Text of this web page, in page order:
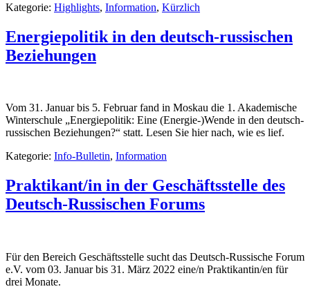
Kategorie: Highlights, Information, Kürzlich
Energiepolitik in den deutsch-russischen
Beziehungen
Vom 31. Januar bis 5. Februar fand in Moskau die 1. Akademische
Winterschule „Energiepolitik: Eine (Energie-)Wende in den deutsch-
russischen Beziehungen?“ statt. Lesen Sie hier nach, wie es lief.
Kategorie: Info-Bulletin, Information
Praktikant/in in der Geschäftsstelle des
Deutsch-Russischen Forums
Für den Bereich Geschäftsstelle sucht das Deutsch-Russische Forum
e.V. vom 03. Januar bis 31. März 2022 eine/n Praktikantin/en für
drei Monate.